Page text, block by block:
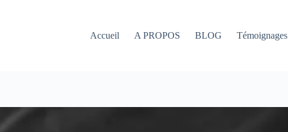
Accueil A PROPOS BLOG Témoignages